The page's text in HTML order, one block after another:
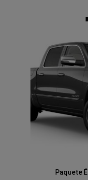
Paquete